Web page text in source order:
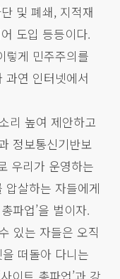
및 폐쇄, 지적재
도입 등등이다.
렇게 민주주의를
과연 인터넷에서
리 높여 제안하고
정보통신기반보
우리가 운영하는
압살하는 자들에게
파업’을 벌이자.
있는 자들은 오직
떠돌아 다니는